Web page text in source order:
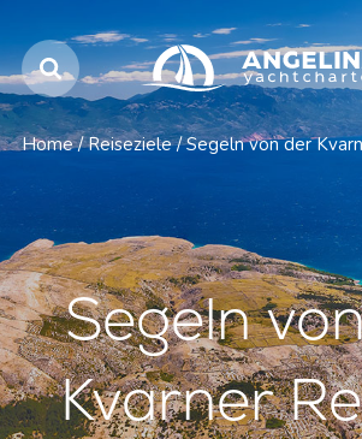
Home / Reiseziele / Segeln von der
Segeln
Kvarner